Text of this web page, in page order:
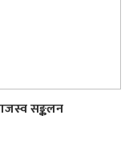
सङ्कलन